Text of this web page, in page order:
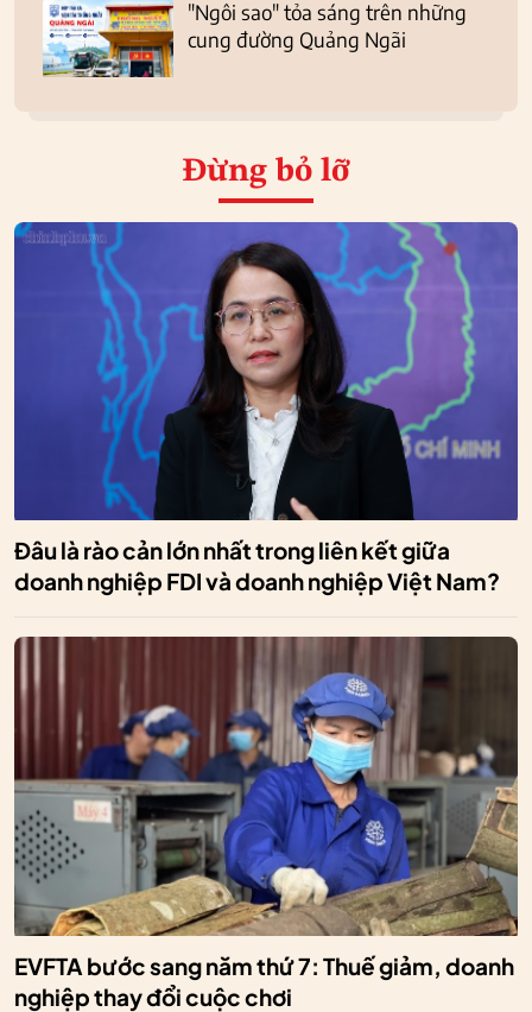
"Ngôi sao" tỏa sáng trên những
cung đường Quảng Ngãi
Đừng bỏ lỡ
Đâu là rào cản lớn nhất trong liên kết giữa
doanh nghiệp FDI và doanh nghiệp Việt Nam?
EVFTA bước sang năm thứ 7: Thuế giảm, doanh
nghiệp thay đổi cuộc chơi